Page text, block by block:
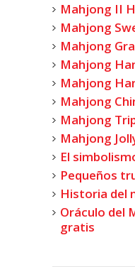
Mahjong II
Mahjong
Mahjong
Mahjong
Mahjong
Mahjong
Mahjong
Mahjong
El
Pequeños
Historia del
Oráculo del
gratis